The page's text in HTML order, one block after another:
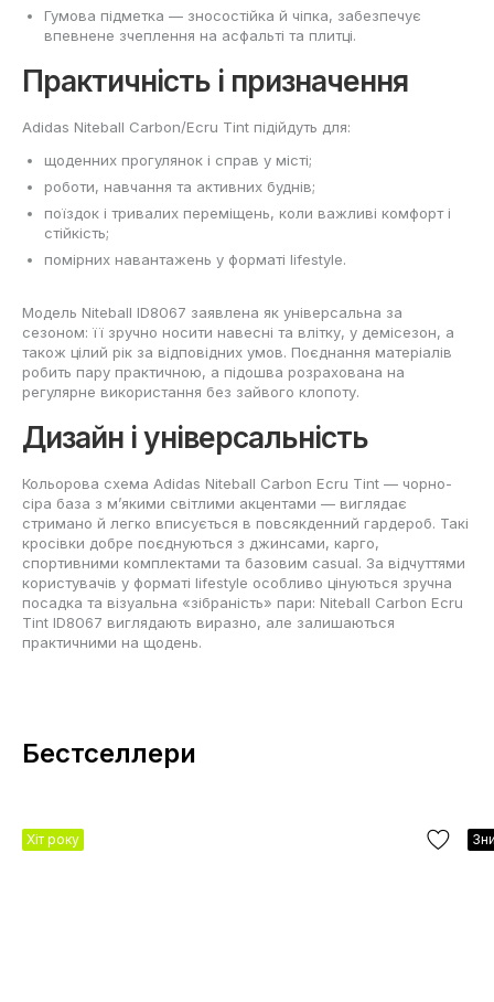
Гумова підметка — зносостійка й чіпка, забезпечує
впевнене зчеплення на асфальті та плитці.
Практичність і призначення
Adidas Niteball Carbon/Ecru Tint підійдуть для:
щоденних прогулянок і справ у місті;
роботи, навчання та активних буднів;
поїздок і тривалих переміщень, коли важливі комфорт і
стійкість;
помірних навантажень у форматі lifestyle.
Модель Niteball ID8067 заявлена як універсальна за
сезоном: її зручно носити навесні та влітку, у демісезон, а
також цілий рік за відповідних умов. Поєднання матеріалів
робить пару практичною, а підошва розрахована на
регулярне використання без зайвого клопоту.
Дизайн і універсальність
Кольорова схема Adidas Niteball Carbon Ecru Tint — чорно-
сіра база з м’якими світлими акцентами — виглядає
стримано й легко вписується в повсякденний гардероб. Такі
кросівки добре поєднуються з джинсами, карго,
спортивними комплектами та базовим casual. За відчуттями
користувачів у форматі lifestyle особливо цінуються зручна
посадка та візуальна «зібраність» пари: Niteball Carbon Ecru
Tint ID8067 виглядають виразно, але залишаються
практичними на щодень.
Бестселлери
Хіт року